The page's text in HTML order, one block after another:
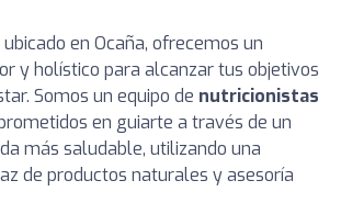
ubicado en Ocaña, ofrecemos un
y holístico para alcanzar tus objetivos
Somos un equipo de nutricionistas
en guiarte a través de un
más saludable, utilizando una
de productos naturales y asesoría